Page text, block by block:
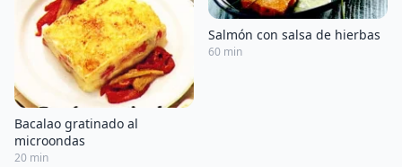
Bacalao gratinado al
microondas
20 min
Salmón con salsa de hierbas
60 min